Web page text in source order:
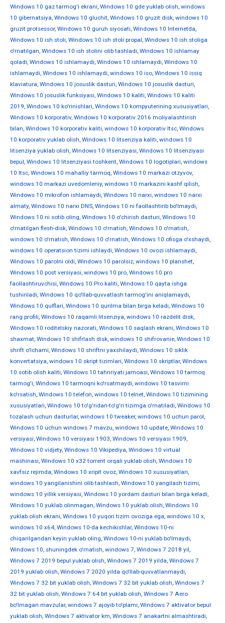
Windows 10 gaz tarmog'i ekrani, Windows 10 gde yuklab olish, windows
10 gibernatsiya, Windows 10 gluchit, Windows 10 gruzit disk, windows 10
gruzit protsessor, Windows 10 guruh siyosati, Windows 10 Internetda,
Windows 10 ish stoli, Windows 10 ish stoli propal, Windows 10 ish stoliga
o'rnatilgan, Windows 10 ish stolini olib tashladi, Windows 10 ishlamay
qoladi, Windows 10 ishlamaydi, Windows 10 ishlamaydi, Windows 10
ishlamaydi, Windows 10 ishlamaydi, windows 10 iso, Windows 10 issiq
klaviatura, Windows 10 josuslik dasturi, Windows 10 josuslik dasturi,
Windows 10 josuslik funksiyasi, Windows 10 kaliti, Windows 10 kaliti
2019, Windows 10 ko'rinishlari, Windows 10 kompyuterining xususiyatlari,
Windows 10 korporativ, Windows 10 korporativ 2016 moliyalashtirish
bilan, Windows 10 korporativ kaliti, windows 10 korporativ ltsc, Windows
10 korporativ yuklab olish, Windows 10 litsenziya kaliti, windows 10
litsenziya yuklab olish, Windows 10 litsenziyasi, Windows 10 litsenziyasi
bepul, Windows 10 litsenziyasi toshkent, Windows 10 logotiplari, windows
10 ltsc, Windows 10 mahalliy tarmoq, Windows 10 markazi otzyvov,
windows 10 markazi uvedomleniy, windows 10 markazini kashf qilish,
Windows 10 mikrofon ishlamaydi, Windows 10 narxi, windows 10 narxi
almaty, Windows 10 narxi DNS, Windows 10 ni faollashtirib bo'lmaydi,
Windows 10 ni sotib oling, Windows 10 o'chirish dasturi, Windows 10
o'rnatilgan flesh-disk, Windows 10 o'rnatish, Windows 10 o'rnatish,
windows 10 o'rnatish, Windows 10 o'rnatish, Windows 10 ofisga o'xshaydi,
windows 10 operatsion tizimi ishlaydi, Windows 10 ovozi ishlamaydi,
Windows 10 parolni oldi, Windows 10 parolsiz, windows 10 planshet,
Windows 10 post versiyasi, windows 10 pro, Windows 10 pro
faollashtiruvchisi, Windows 10 Pro kaliti, Windows 10 qayta ishga
tushiriladi, Windows 10 qo'llab-quvvatlash tarmog'ini aniqlamaydi,
Windows 10 qulflari, Windows 10 qurilma bilan birga keladi, Windows 10
rang profili, Windows 10 raqamli litsenziya, windows 10 razdelit disk,
Windows 10 roditelskiy nazorati, Windows 10 saqlash ekrani, Windows 10
shaxmat, Windows 10 shifrlash disk, windows 10 shifrovanie, Windows 10
shrift o'lchami, Windows 10 shriftni yaxshilaydi, Windows 10 siklik
konvertatsiya, windows 10 skript tizimlari, Windows 10 skriptlar, Windows
10 sotib olish kaliti, Windows 10 tahririyati jamoasi, Windows 10 tarmoq
tarmog'i, Windows 10 tarmoqni ko'rsatmaydi, windows 10 tasvirni
ko'rsatish, Windows 10 telefon, windows 10 telnet, Windows 10 tizimining
xususiyatlari, Windows 10 to'g'ridan-to'g'ri tizimga o'rnatiladi, Windows 10
tozalash uchun dasturlar, windows 10 tweaker, windows 10 uchun parol,
Windows 10 uchun windows 7 mavzu, windows 10 update, Windows 10
versiyasi, Windows 10 versiyasi 1903, Windows 10 versiyasi 1909,
Windows 10 vidjety, Windows 10 Vikipediya, Windows 10 virtual
mashinasi, Windows 10 x32 torrent orqali yuklab olish, Windows 10
xavfsiz rejimda, Windows 10 xripit ovoz, Windows 10 xususiyatlari,
windows 10 yangilanishini olib tashlash, Windows 10 yangilash tizimi,
windows 10 yillik versiyasi, Windows 10 yordam dasturi bilan birga keladi,
Windows 10 yuklab olinmagan, Windows 10 yuklab olish, Windows 10
yuklab olish ekrani, Windows 10 yuqori tizim ovoziga ega, windows 10 х,
windows 10 х64, Windows 10-da kechikishlar, Windows 10-ni
chiqarilgandan keyin yuklab oling, Windows 10-ni yuklab bo'lmaydi,
Windows 10, shuningdek o'rnatish, windows 7, Windows 7 2018 yil,
Windows 7 2019 bepul yuklab olish, Windows 7 2019 yilda, Windows 7
2019 yuklab olish, Windows 7 2020 yilda qo'llab-quvvatlanmaydi,
Windows 7 32 bit yuklab olish, Windows 7 32 bit yuklab olish, Windows 7
32 bit yuklab olish, Windows 7 64 bit yuklab olish, Windows 7 Aero
bo'lmagan mavzular, windows 7 ajoyib to'plami, Windows 7 aktivator bepul
yuklab olish, Windows 7 aktivator km, Windows 7 anakartni almashtiradi,